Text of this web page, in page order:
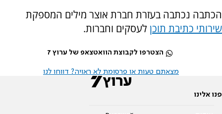
הכתבה נכתבה בעזרת חברת אוצר מילים המספקת
שירותי כתיבת תוכן לעסקים וחברות.
הצטרפו לקבוצת הוואטצאפ של ערוץ 7
מצאתם טעות או פרסומת לא ראויה? דווחו לנו
פנו אלינו